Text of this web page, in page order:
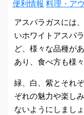
便利情報 料理・ア
アスパラガスには
いホワイトアスパ
ど、様々な品種が
あり、食べ方も様々
緑、白、紫とそれ
ぞれの魅力や楽し
ないようにしまし